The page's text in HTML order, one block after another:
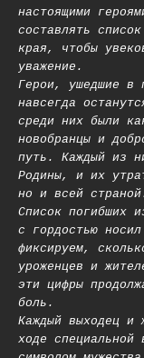
настоящими
составлять
края, чтобы
уважение.
Герои, ушедшие в
навсегда
среди них были
новобранцы и
путь. Каждый из
Родины, и их
но и всей
Список погибших
с гордостью
фиксируем,
уроженцев и
эти цифры
боль.
Каждый выходец и
ходе